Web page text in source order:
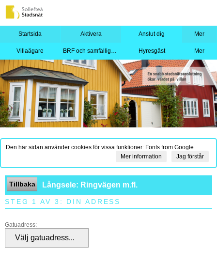
Startsida Aktivera Anslut dig Mer
Villaägare BRF och samfällighet Hyresgäst Mer
Den här sidan använder cookies för vissa funktioner: Fonts from Google
Jag förstår
Mer information
Tillbaka Långsele: Ringvägen m.fl.
STEG 1 AV 3: DIN ADRESS
Gatuadress: